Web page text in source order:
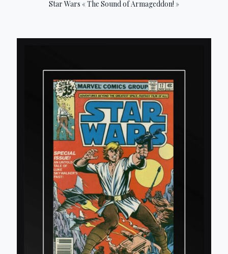
Star Wars « The Sound of Armageddon! »